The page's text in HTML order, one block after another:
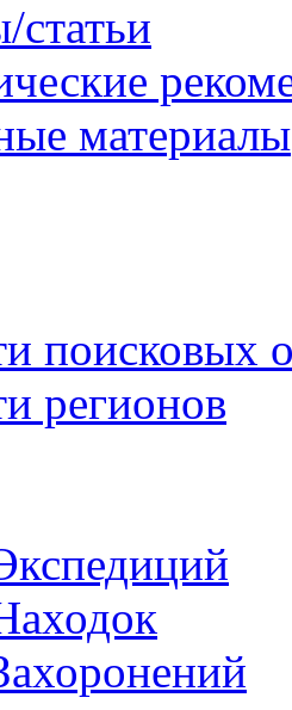
статьи
материалы
поисковых
регионов